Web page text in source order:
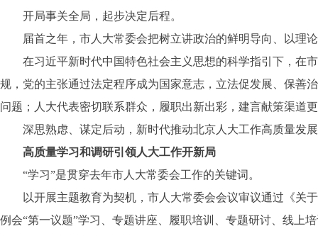
开局事关全局，起步决定后程。
届首之年，市人大常委会把树立讲政治的鲜明导向、以理
在习近平新时代中国特色社会主义思想的科学指引下，在市
规，党的主张通过法定程序成为国家意志，立法促发展、保善
问题；人大代表密切联系群众，履职出新出彩，建言献策渠
深思熟虑、谋定后动，新时代推动北京人大工作高质量发展
高质量学习和调研引领人大工作开新局
“学习”是贯穿去年市人大常委会工作的关键词。
以开展主题教育为契机，市人大常委会会议审议通过《关于
例会“第一议题”学习、专题讲座、履职培训、专题研讨、线